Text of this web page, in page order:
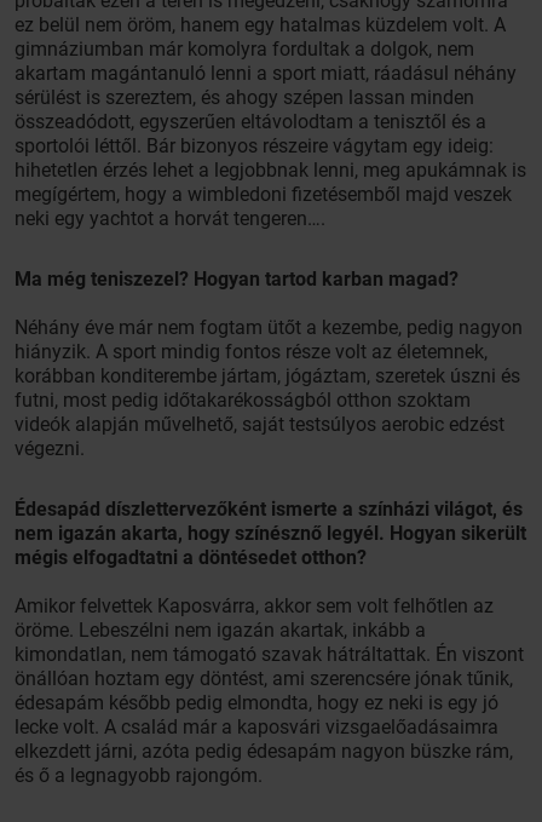
ez belül nem öröm, hanem egy hatalmas küzdelem volt. A
gimnáziumban már komolyra fordultak a dolgok, nem
akartam magántanuló lenni a sport miatt, ráadásul néhány
sérülést is szereztem, és ahogy szépen lassan minden
összeadódott, egyszerűen eltávolodtam a tenisztől és a
sportolói léttől. Bár bizonyos részeire vágytam egy ideig:
hihetetlen érzés lehet a legjobbnak lenni, meg apukámnak is
megígértem, hogy a wimbledoni fizetésemből majd veszek
neki egy yachtot a horvát tengeren….
Ma még teniszezel? Hogyan tartod karban magad?
Néhány éve már nem fogtam ütőt a kezembe, pedig nagyon
hiányzik. A sport mindig fontos része volt az életemnek,
korábban konditerembe jártam, jógáztam, szeretek úszni és
futni, most pedig időtakarékosságból otthon szoktam
videók alapján művelhető, saját testsúlyos aerobic edzést
végezni.
Édesapád díszlettervezőként ismerte a színházi világot, és
nem igazán akarta, hogy színésznő legyél. Hogyan sikerült
mégis elfogadtatni a döntésedet otthon?
Amikor felvettek Kaposvárra, akkor sem volt felhőtlen az
öröme. Lebeszélni nem igazán akartak, inkább a
kimondatlan, nem támogató szavak hátráltattak. Én viszont
önállóan hoztam egy döntést, ami szerencsére jónak tűnik,
édesapám később pedig elmondta, hogy ez neki is egy jó
lecke volt. A család már a kaposvári vizsgaelőadásaimra
elkezdett járni, azóta pedig édesapám nagyon büszke rám,
és ő a legnagyobb rajongóm.